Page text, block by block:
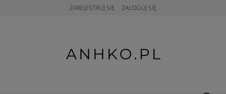
ZAREJESTRUJ SIĘ ZALOGUJ SIĘ